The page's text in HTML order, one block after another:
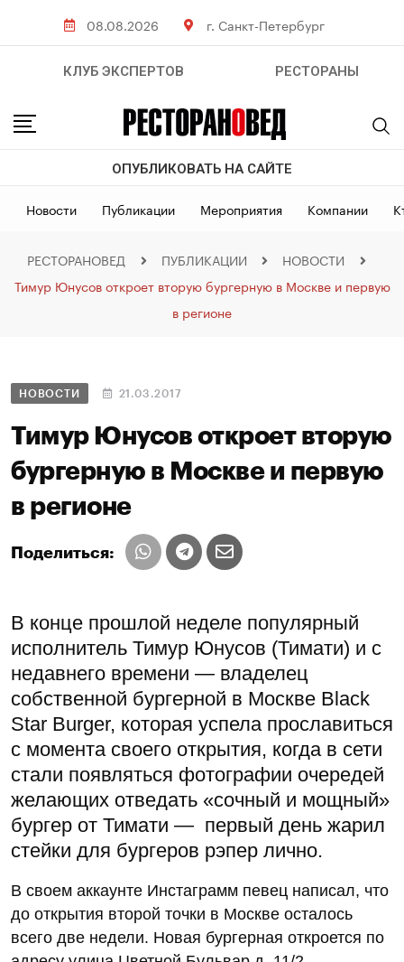
08.08.2026 г. Санкт-Петербург
КЛУБ ЭКСПЕРТОВ РЕСТОРАНЫ
ОПУБЛИКОВАТЬ НА САЙТЕ
Новости Публикации Мероприятия Компании
РЕСТОРАНОВЕД ПУБЛИКАЦИИ
НОВОСТИ
Тимур Юнусов откроет вторую бургерную в Москве и первую
в регионе
НОВОСТИ 21.03.2017
Тимур Юнусов откроет вторую
бургерную в Москве и первую
в регионе
Поделиться:
В конце прошлой неделе популярный
исполнитель Тимур Юнусов (Тимати) и с
недавнего времени — владелец
собственной бургерной в Москве Black
Star Burger, которая успела прославиться
с момента своего открытия, когда в сети
стали появляться фотографии очередей
желающих отведать «сочный и мощный»
бургер от Тимати — первый день жарил
стейки для бургеров рэпер лично.
В своем аккаунте Инстаграмм певец написал, что
до открытия второй точки в Москве осталось
всего две недели. Новая бургерная откроется по